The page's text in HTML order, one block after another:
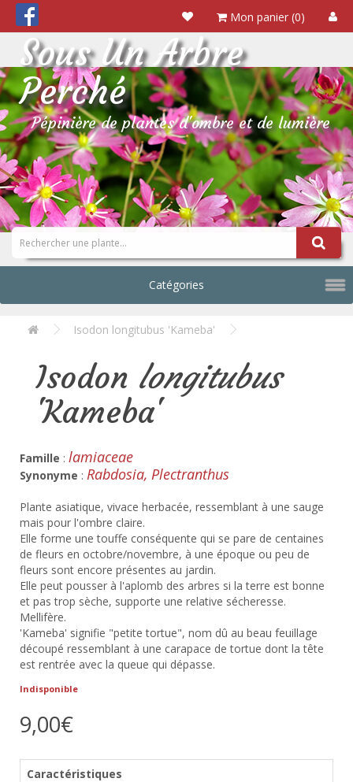
Mon panier (0)
Sous Un Arbre
Perché
Pépinière de plantes d'ombre et de lumière
Catégories
Isodon longitubus 'Kameba'
Isodon longitubus
'Kameba'
Famille : lamiaceae
Synonyme : Rabdosia, Plectranthus
Plante asiatique, vivace herbacée, ressemblant à une sauge
mais pour l'ombre claire.
Elle forme une touffe conséquente qui se pare de centaines
de fleurs en octobre/novembre, à une époque ou peu de
fleurs sont encore présentes au jardin.
Elle peut pousser à l'aplomb des arbres si la terre est bonne
et pas trop sèche, supporte une relative sécheresse.
Mellifère.
'Kameba' signifie "petite tortue", nom dû au beau feuillage
découpé ressemblant à une carapace de tortue dont la tête
est rentrée avec la queue qui dépasse.
Indisponible
9,00€
Caractéristiques